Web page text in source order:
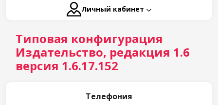
Личный кабинет
Типовая конфигурация
Издательство, редакция 1.6
версия 1.6.17.152
Телефония